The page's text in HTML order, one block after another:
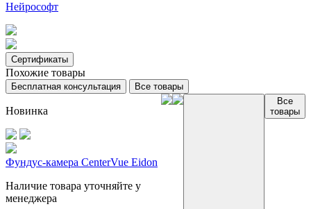
Нейрософт
Сертификаты
Похожие товары
Бесплатная консультация Все товары
Новинка
Фундус-камера CenterVue Eidon
Наличие товара уточняйте у
менеджера
Все
товары